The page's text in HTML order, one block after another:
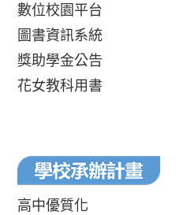
數位校園平台
圖書資訊系統
獎助學金公告
花女教科用書
高中優質化